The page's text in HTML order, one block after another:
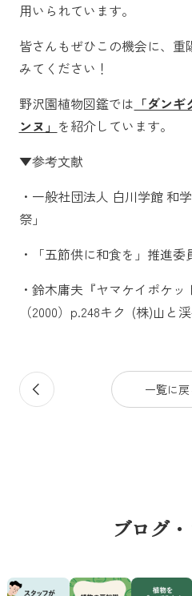
用いられています。
皆さんもぜひこの機会に、
みてください！
野沢園植物図鑑では 「ダンギ
ンヌ」 を紹介しています。
▼参考文献
・一般社団法人 白川学館
祭」
・「五節供に和食を」推進委
・鈴木庸夫『ヤマケイポケ
（2000）p.248キク (株)山と
前
の
一覧に戻
ブログ